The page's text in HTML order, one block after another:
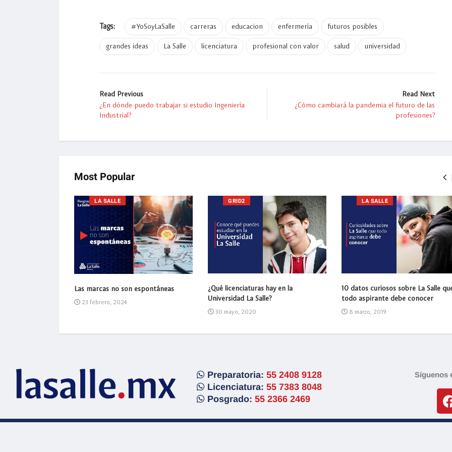
Tags: #YoSoyLaSalle carreras educacion enfermería futuros posibles
grandes ideas La Salle licenciatura profesional con valor salud universidad
Read Previous
¿En dónde puedo trabajar si estudio Ingeniería
Industrial?
Read Next
¿Cómo cambiará la pandemia el futuro de las
profesiones?
Most Popular
LA SALLE
Las marcas no son espontáneas
23 febrero, 2024
GRID2
¿Qué licenciaturas hay en la
Universidad La Salle?
30 mayo, 2020
LA SALLE
10 datos curiosos sobre La Salle
todo aspirante debe conocer
8 marzo, 2019
Preparatoria: 55 2408 9128
Licenciatura: 55 7383 8048
Posgrado: 55 2366 2469
Síguenos